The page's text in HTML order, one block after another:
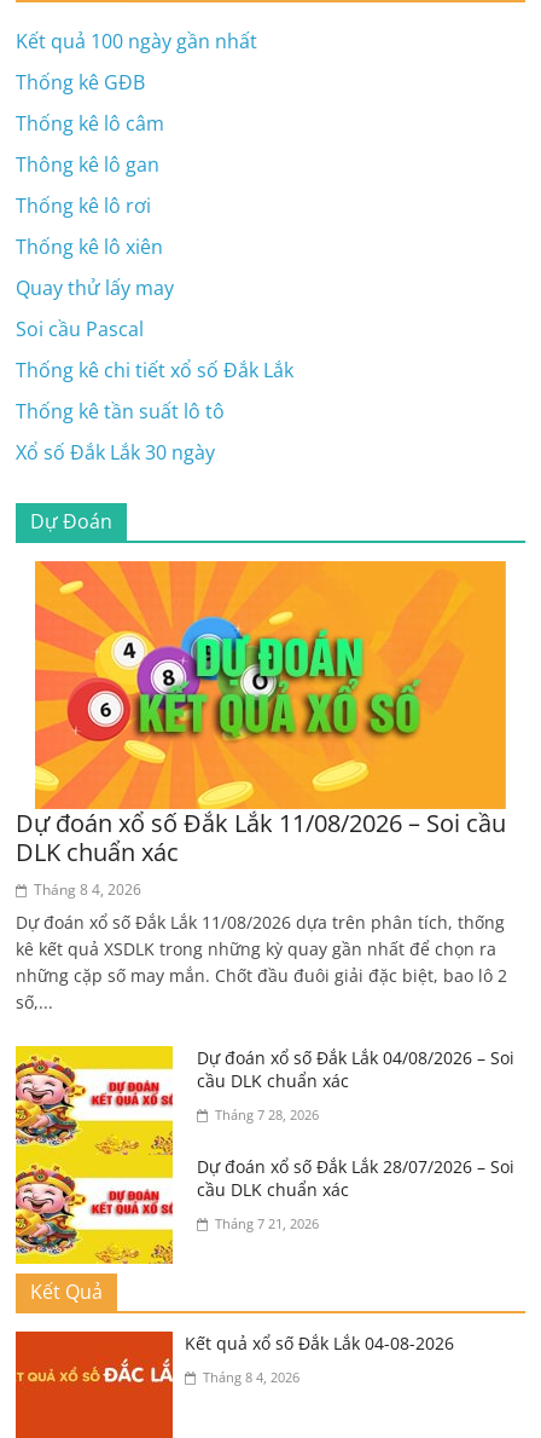
Kết quả 100 ngày gần nhất
Thống kê GĐB
Thống kê lô câm
Thông kê lô gan
Thống kê lô rơi
Thống kê lô xiên
Quay thử lấy may
Soi cầu Pascal
Thống kê chi tiết xổ số Đắk Lắk
Thống kê tần suất lô tô
Xổ số Đắk Lắk 30 ngày
Dự Đoán
Dự đoán xổ số Đắk Lắk 11/08/2026 – Soi cầu
DLK chuẩn xác
Tháng 8 4, 2026
Dự đoán xổ số Đắk Lắk 11/08/2026 dựa trên phân tích, thống
kê kết quả XSDLK trong những kỳ quay gần nhất để chọn ra
những cặp số may mắn. Chốt đầu đuôi giải đặc biệt, bao lô 2
số,...
Dự đoán xổ số Đắk Lắk 04/08/2026 – Soi
cầu DLK chuẩn xác
Tháng 7 28, 2026
Dự đoán xổ số Đắk Lắk 28/07/2026 – Soi
cầu DLK chuẩn xác
Tháng 7 21, 2026
Kết Quả
Kết quả xổ số Đắk Lắk 04-08-2026
Tháng 8 4, 2026